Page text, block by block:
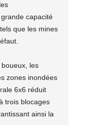
capacité
que les mines
les
zones inondées
6x6 réduit
trois blocages
ainsi la